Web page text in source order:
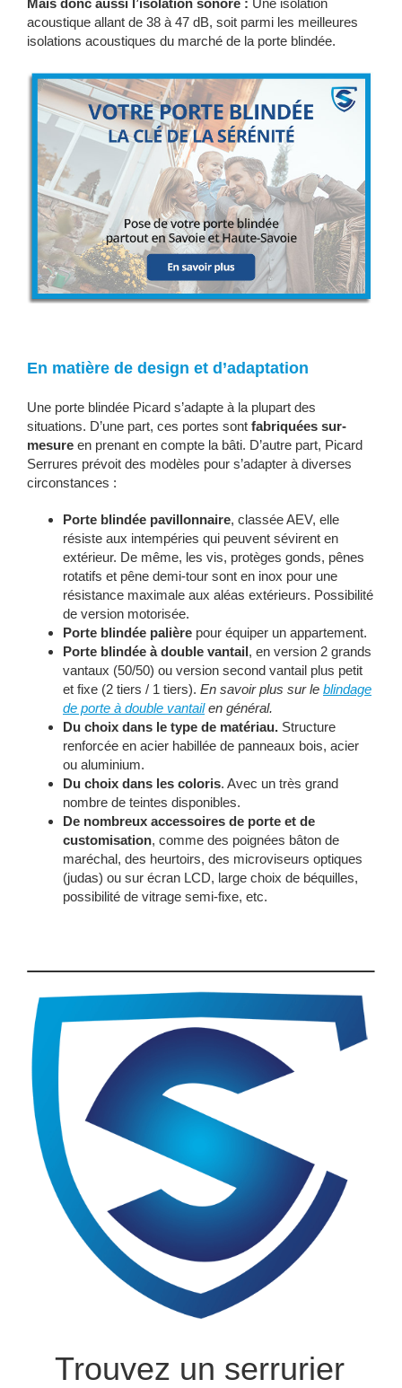
acoustique allant de 38 à 47 dB, soit parmi les meilleures
isolations acoustiques du marché de la porte blindée.
En matière de design et d’adaptation
Une porte blindée Picard s’adapte à la plupart des
situations. D’une part, ces portes sont fabriquées sur-
mesure en prenant en compte la bâti. D’autre part, Picard
Serrures prévoit des modèles pour s’adapter à diverses
circonstances :
Porte blindée pavillonnaire, classée AEV, elle
résiste aux intempéries qui peuvent sévirent en
extérieur. De même, les vis, protèges gonds, pênes
rotatifs et pêne demi-tour sont en inox pour une
résistance maximale aux aléas extérieurs. Possibilité
de version motorisée.
Porte blindée palière pour équiper un appartement.
Porte blindée à double vantail, en version 2 grands
vantaux (50/50) ou version second vantail plus petit
et fixe (2 tiers / 1 tiers). En savoir plus sur le blindage
de porte à double vantailen général.
Du choix dans le type de matériau. Structure
renforcée en acier habillée de panneaux bois, acier
ou aluminium.
Du choix dans les coloris. Avec un très grand
nombre de teintes disponibles.
De nombreux accessoires de porte et de
customisation, comme des poignées bâton de
maréchal, des heurtoirs, des microviseurs optiques
(judas) ou sur écran LCD, large choix de béquilles,
possibilité de vitrage semi-fixe, etc.
Trouvez un serrurier